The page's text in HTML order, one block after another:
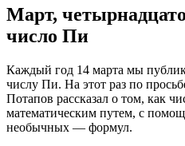
Март,
число Пи
Каждый год 14 марта мы
числу Пи. На этот раз по
Потапов рассказал о том, как
математическим путем, с
необычных — формул.